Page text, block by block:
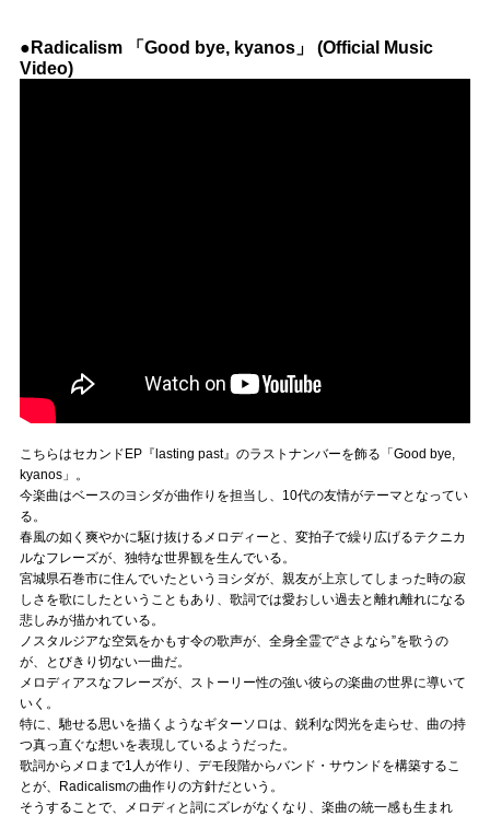
●Radicalism 「Good bye, kyanos」 (Official Music
Video)
こちらはセカンドEP『lasting past』のラストナンバーを飾る「Good bye,
kyanos」。
今楽曲はベースのヨシダが曲作りを担当し、10代の友情がテーマとなってい
る。
春風の如く爽やかに駆け抜けるメロディーと、変拍子で繰り広げるテクニカ
ルなフレーズが、独特な世界観を生んでいる。
宮城県石巻市に住んでいたというヨシダが、親友が上京してしまった時の寂
しさを歌にしたということもあり、歌詞では愛おしい過去と離れ離れになる
悲しみが描かれている。
ノスタルジアな空気をかもす令の歌声が、全身全霊で“さよなら”を歌うの
が、とびきり切ない一曲だ。
メロディアスなフレーズが、ストーリー性の強い彼らの楽曲の世界に導いて
いく。
特に、馳せる思いを描くようなギターソロは、鋭利な閃光を走らせ、曲の持
つ真っ直ぐな想いを表現しているようだった。
歌詞からメロまで1人が作り、デモ段階からバンド・サウンドを構築するこ
とが、Radicalismの曲作りの方針だという。
そうすることで、メロディと詞にズレがなくなり、楽曲の統一感も生まれ